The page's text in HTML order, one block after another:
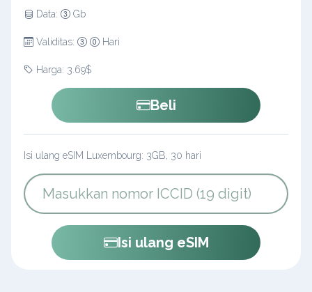
Data: Gb
Validitas: Hari
Harga: 3.69$
Beli
Isi ulang eSIM Luxembourg: 3GB, 30 hari
Isi ulang eSIM